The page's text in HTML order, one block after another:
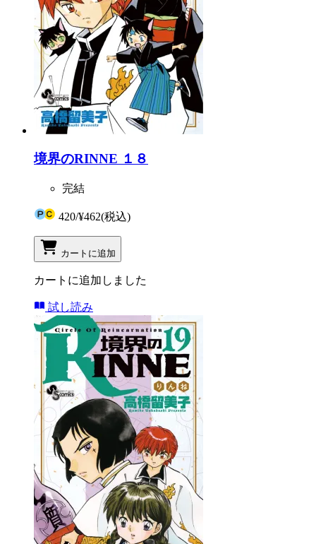
境界のRINNE １８
完結
420/¥462(税込)
カートに追加
カートに追加しました
試し読み